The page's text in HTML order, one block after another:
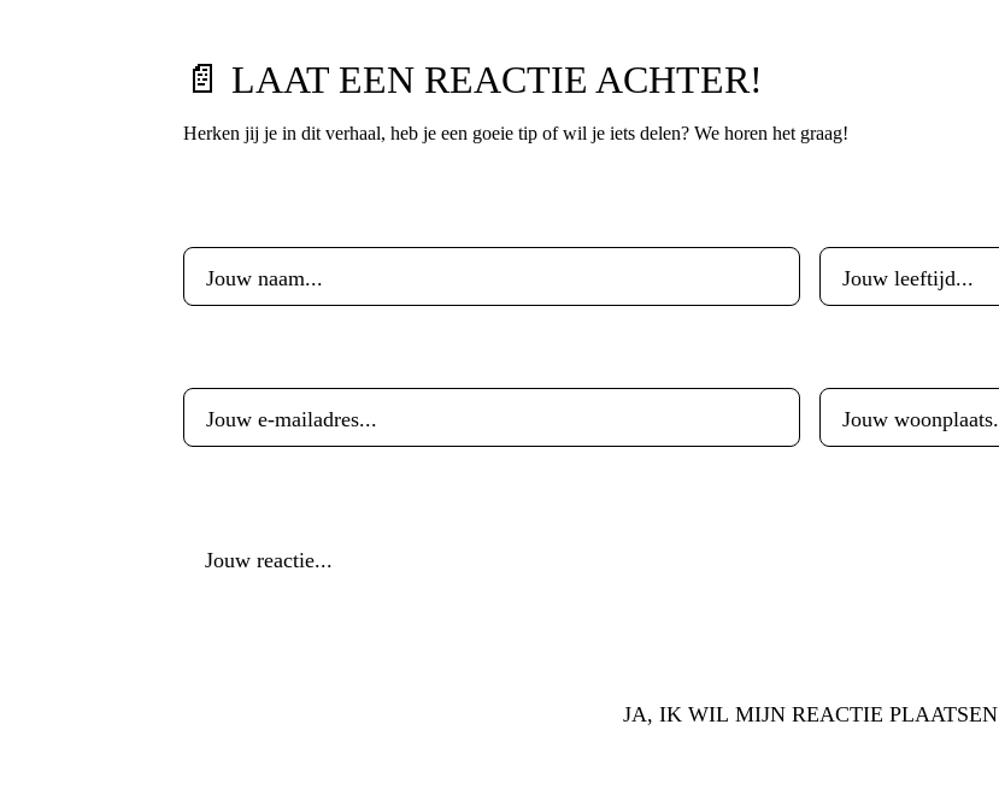
📄 LAAT EEN REACTIE ACHTER!
Herken jij je in dit verhaal, heb je een goeie tip of wil je iets delen? We horen het graag!
JA, IK WIL MIJN REACTIE PLAATSEN